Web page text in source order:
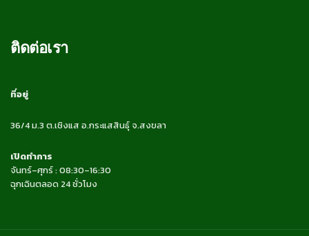
ติดต่อเรา
ที่อยู่
36/4 ม.3 ต.เชิงแส อ.กระแสสินธุ์ จ.สงขลา
เปิดทำการ
จันทร์–ศุกร์ : 08:30–16:30
ฉุกเฉินตลอด 24 ชั่วโมง